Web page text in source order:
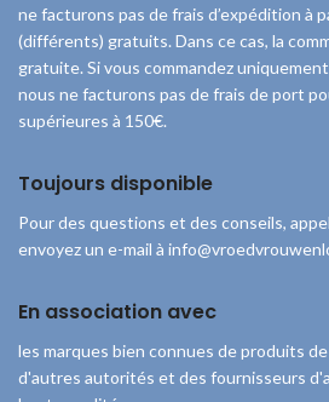
ne facturons pas de frais d’expédition à
(différents) gratuits. Dans ce cas, la
gratuite. Si vous commandez
nous ne facturons pas de frais de port
supérieures à 150€.
Toujours disponible
Pour des questions et des conseils,
envoyez un e-mail à
En association avec
les marques bien connues de produits
d'autres autorités et des fournisseurs